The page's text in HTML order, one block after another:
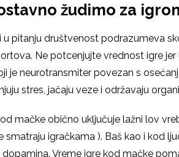
žudimo za
u pitanju društvenost podrazumeva
Ne potcenjujte vrednost igre
je neurotransmiter povezan s
stres, jačaju veze i održavaju
mačke obično uključuje lažni lov
smatraju igračkama ). Baš kao i kod
Vreme igre kod mačke